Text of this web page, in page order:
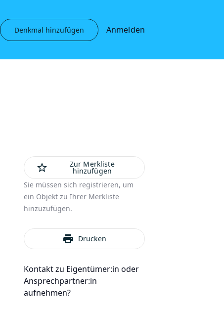
Denkmal hinzufügen Anmelden
star_outline Zur Merkliste
hinzufügen
Sie müssen sich registrieren, um
ein Objekt zu Ihrer Merkliste
hinzuzufügen.
print Drucken
Kontakt zu Eigentümer:in oder
Ansprechpartner:in
aufnehmen?